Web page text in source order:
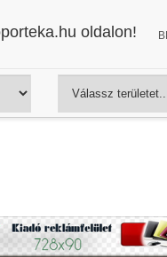
oldalon!